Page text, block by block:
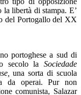
libertà di stampa. E’
del Portogallo del XX
portoghese a sud di
secolo la Sociedade
una sorta di scuola
da operai. Pur non
comunista, Salazar